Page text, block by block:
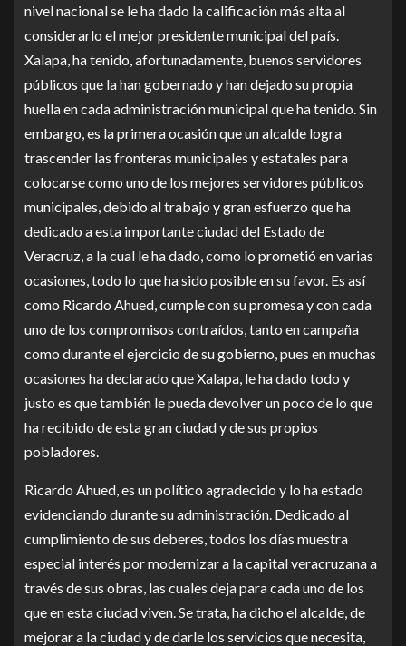
nivel nacional se le ha dado la calificación más alta al
considerarlo el mejor presidente municipal del país.
Xalapa, ha tenido, afortunadamente, buenos servidores
públicos que la han gobernado y han dejado su propia
huella en cada administración municipal que ha tenido. Sin
embargo, es la primera ocasión que un alcalde logra
trascender las fronteras municipales y estatales para
colocarse como uno de los mejores servidores públicos
municipales, debido al trabajo y gran esfuerzo que ha
dedicado a esta importante ciudad del Estado de
Veracruz, a la cual le ha dado, como lo prometió en varias
ocasiones, todo lo que ha sido posible en su favor. Es así
como Ricardo Ahued, cumple con su promesa y con cada
uno de los compromisos contraídos, tanto en campaña
como durante el ejercicio de su gobierno, pues en muchas
ocasiones ha declarado que Xalapa, le ha dado todo y
justo es que también le pueda devolver un poco de lo que
ha recibido de esta gran ciudad y de sus propios
pobladores.
Ricardo Ahued, es un político agradecido y lo ha estado
evidenciando durante su administración. Dedicado al
cumplimiento de sus deberes, todos los días muestra
especial interés por modernizar a la capital veracruzana a
través de sus obras, las cuales deja para cada uno de los
que en esta ciudad viven. Se trata, ha dicho el alcalde, de
mejorar a la ciudad y de darle los servicios que necesita,